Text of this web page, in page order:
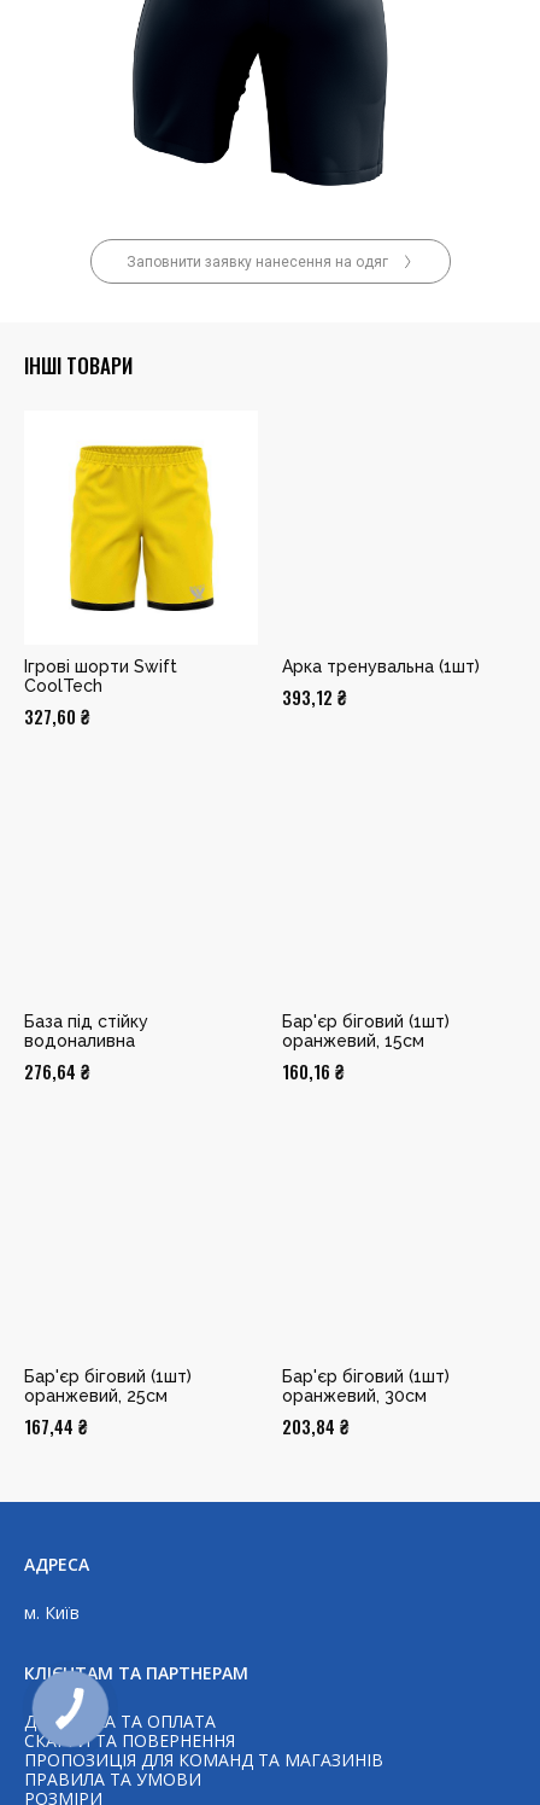
Заповнити заявку нанесення на одяг
ІНШІ ТОВАРИ
Ігрові шорти Swift
CoolTech
327,60 ₴
Арка тренувальна (1шт)
393,12 ₴
База під стійку
водоналивна
276,64 ₴
Бар'єр біговий (1шт)
оранжевий, 15см
160,16 ₴
Бар'єр біговий (1шт)
оранжевий, 25см
167,44 ₴
Бар'єр біговий (1шт)
оранжевий, 30см
203,84 ₴
АДРЕСА
м. Київ
КЛІЄНТАМ ТА ПАРТНЕРАМ
ДОСТАВКА ТА ОПЛАТА
СКАРГИ ТА ПОВЕРНЕННЯ
ПРОПОЗИЦІЯ ДЛЯ КОМАНД ТА МАГАЗИНІВ
ПРАВИЛА ТА УМОВИ
РОЗМІРИ